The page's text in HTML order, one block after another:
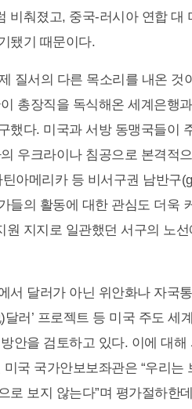
비춰졌고, 중국-러시아 연합 대
됐기 때문이다.
질서의 다른 목소리를 내온 것
총장직을 독식해온 세계은행
했다. 미국과 서방 동맹국들이
우크라이나 침공으로 본격적
아메리카 등 비서구권 남반구
들의 활동에 대한 관심도 더욱
지지로 일관했던 서구의 노
서 달러가 아닌 위안화나 자국
러’ 프로젝트 등 미국 주도 세
안을 검토하고 있다. 이에 대해
국 국가안보보좌관은 “우리는
로 보지 않는다”며 평가절하한